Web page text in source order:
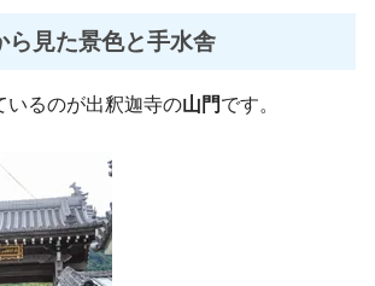
ら見た景色と手水舎
いるのが出釈迦寺の山門です。